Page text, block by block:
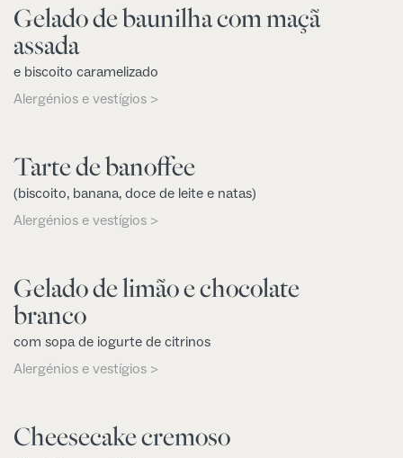
Gelado de baunilha com maçã
assada
e biscoito caramelizado
Alergénios e vestígios >
Tarte de banoffee
(biscoito, banana, doce de leite e natas)
Alergénios e vestígios >
Gelado de limão e chocolate
branco
com sopa de iogurte de citrinos
Alergénios e vestígios >
Cheesecake cremoso